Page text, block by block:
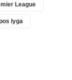
League
lyga